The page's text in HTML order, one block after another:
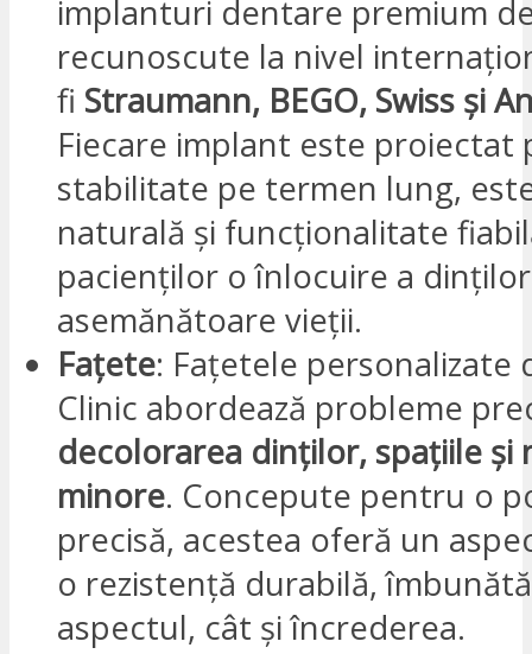
implanturi dentare premium
recunoscute la nivel
fi Straumann, BEGO, Swiss și
Fiecare implant este proiectat
stabilitate pe termen lung,
naturală și funcționalitate
pacienților o înlocuire a
asemănătoare vieții.
Fațete: Fațetele personalizate
Clinic abordează probleme
decolorarea dinților, spațiile și
minore. Concepute pentru o
precisă, acestea oferă un
o rezistență durabilă,
aspectul, cât și încrederea.